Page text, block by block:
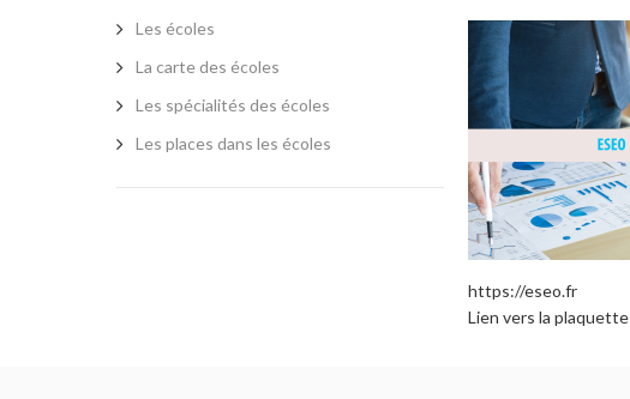
https://eseo.fr
Lien vers la plaquette
Les écoles
La carte des écoles
Les spécialités des écoles
Les places dans les écoles